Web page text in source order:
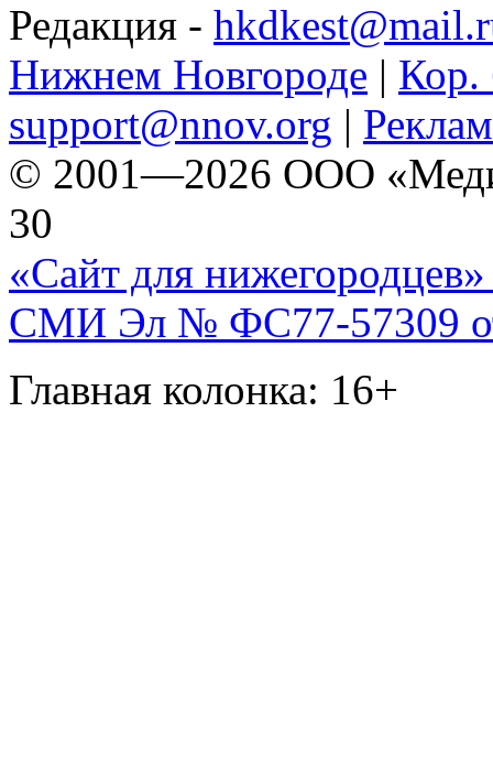
Редакция -
Нижнем Новгороде | Кор.
support@nnov.org |
© 2001—2026 ООО
30
«Сайт для нижегородцев»
СМИ Эл № ФС77-57309
Главная колонка: 16+